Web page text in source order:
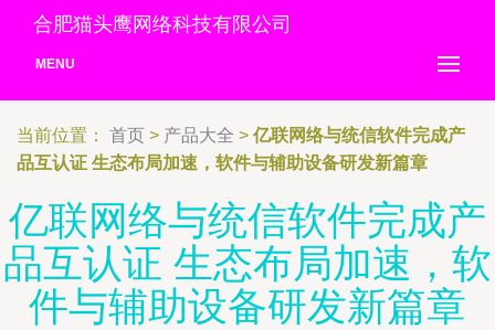
合肥猫头鹰网络科技有限公司
MENU
当前位置： 首页 > 产品大全 > 亿联网络与统信软件完成产
品互认证 生态布局加速，软件与辅助设备研发新篇章
亿联网络与统信软件完成产
品互认证 生态布局加速，软
件与辅助设备研发新篇章